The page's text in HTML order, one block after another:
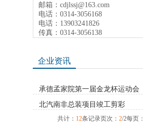
邮箱：cdjlssj@163.com
电话：0314-3056168
电话：13903241826
传真：0314-3056138
企业资讯
承德孟家院第一届金龙杯运动会
北汽南非总装项目竣工剪彩
共计： 12条记录页次： 2/2每页：